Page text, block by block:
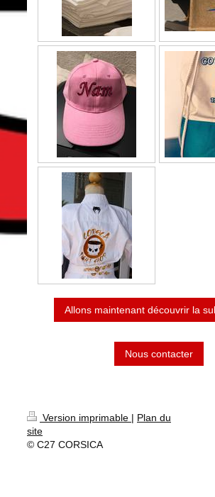
Allons maintenant découvrir la
Nous contacter
Version imprimable | Plan du
site
© C27 CORSICA